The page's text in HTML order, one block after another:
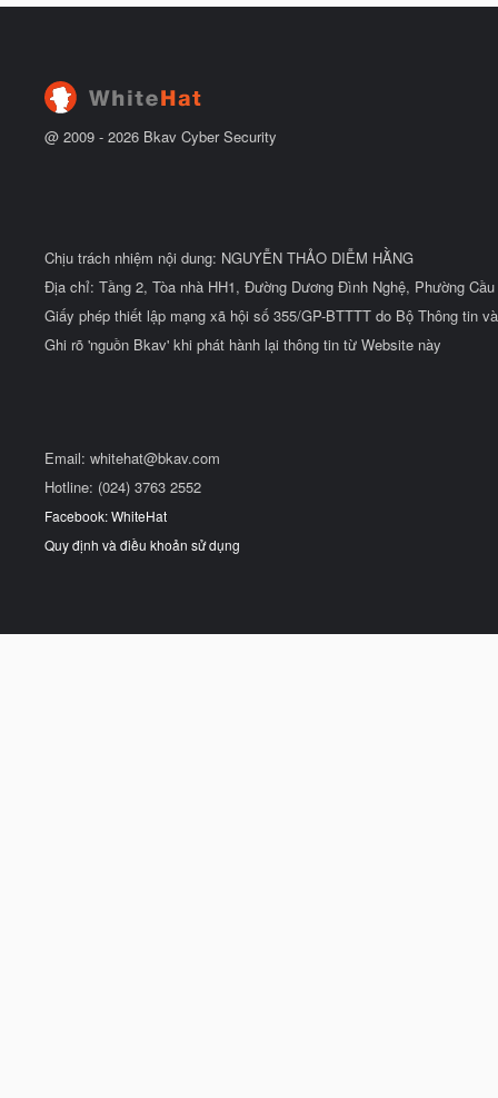
@ 2009 - 2026 Bkav Cyber Security
Chịu trách nhiệm nội dung: NGUYỄN THẢO DIỄM HẰNG
Địa chỉ: Tầng 2, Tòa nhà HH1, Đường Dương Đình Nghệ, Phường
Giấy phép thiết lập mạng xã hội số 355/GP-BTTTT do Bộ Thông tin
Ghi rõ 'nguồn Bkav' khi phát hành lại thông tin từ Website này
Email: whitehat@bkav.com
Hotline: (024) 3763 2552
Facebook: WhiteHat
Quy định và điều khoản sử dụng